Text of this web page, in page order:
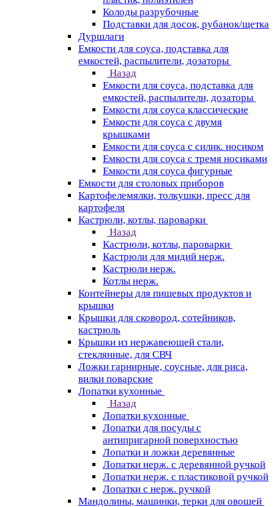
Колоды разрубочные
Подставки для досок, рубанок/щетка
Дуршлаги
Емкости для соуса, подставка для
емкостей, распылители, дозаторы
Назад
Емкости для соуса, подставка для
емкостей, распылители, дозаторы
Емкости для соуса классические
Емкости для соуса с двумя
крышками
Емкости для соуса с силик. носиком
Емкости для соуса с тремя носиками
Емкости для соуса фигурные
Емкости для столовых приборов
Картофелемялки, толкушки, пресс для
картофеля
Кастрюли, котлы, пароварки
Назад
Кастрюли, котлы, пароварки
Кастрюли для мидий нерж.
Кастрюли нерж.
Котлы нерж.
Контейнеры для пищевых продуктов и
крышки
Крышки для сковород, сотейников,
кастрюль
Крышки из нержавеющей стали,
стеклянные, для СВЧ
Ложки гарнирные, соусные, для риса,
вилки поварские
Лопатки кухонные
Назад
Лопатки кухонные
Лопатки для посуды с
антипригарной поверхностью
Лопатки и ложки деревянные
Лопатки нерж. с деревянной ручкой
Лопатки нерж. с пластиковой ручкой
Лопатки с нерж. ручкой
Мандолины, машинки, терки для овощей